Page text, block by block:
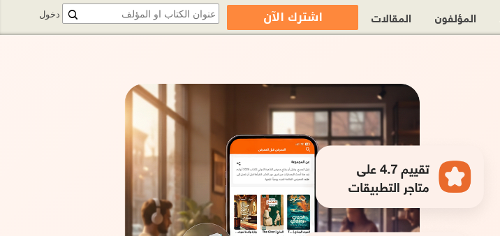
دخول المؤلفون المقالات اشترك الآن